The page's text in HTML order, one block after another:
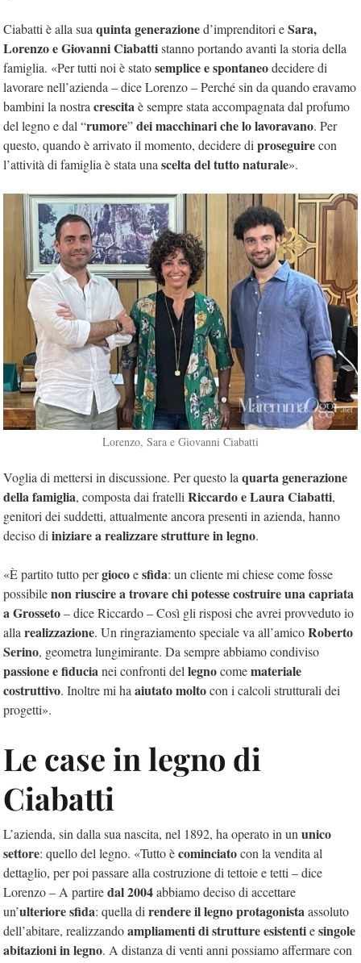
Ciabatti è alla sua quinta generazioned’imprenditori eSara,
Lorenzo e Giovanni Ciabattistanno portando avanti la storia della
famiglia. «Per tutti noi è statosemplice e spontaneodecidere di
lavorare nell’azienda – dice Lorenzo – Perché sin da quando eravamo
bambini la nostra crescitaè sempre stata accompagnata dal profumo
del legno e dal “rumore”dei macchinari che lo lavoravano. Per
questo, quando è arrivato il momento, decidere di proseguirecon
l’attività di famiglia è stata una scelta del tutto naturale».
Lorenzo, Sara e Giovanni Ciabatti
Voglia di mettersi in discussione. Per questo la quarta generazione
della famiglia, composta dai fratelli Riccardo e Laura Ciabatti,
genitori dei suddetti, attualmente ancora presenti in azienda, hanno
deciso di iniziare a realizzare strutture in legno.
«È partito tutto pergiocoesfida: un cliente mi chiese come fosse
possibilenon riuscire a trovare chi potesse costruire una capriata
a Grosseto– dice Riccardo – Così gli risposi che avrei provveduto io
alla realizzazione. Un ringraziamento speciale va all’amicoRoberto
Serino, geometra lungimirante. Da sempre abbiamo condiviso
passione e fiducianei confronti del legnocomemateriale
costruttivo. Inoltre mi ha aiutato moltocon i calcoli strutturali dei
progetti».
Le case in legno di
Ciabatti
L’azienda, sin dalla sua nascita, nel 1892, ha operato in un unico
settore: quello del legno. «Tutto ècominciatocon la vendita al
dettaglio, per poi passare alla costruzione di tettoie e tetti – dice
Lorenzo – A partiredal 2004abbiamo deciso di accettare
un’ulteriore sfida: quella di rendere il legno protagonistaassoluto
dell’abitare, realizzandoampliamenti di strutture esistentiesingole
abitazioni in legno. A distanza di venti anni possiamo affermare con